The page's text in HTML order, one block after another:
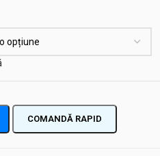
COMANDĂ RAPID